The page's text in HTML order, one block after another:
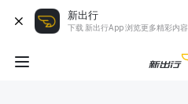
新出行
下载 新出行App 浏览更多精彩内容